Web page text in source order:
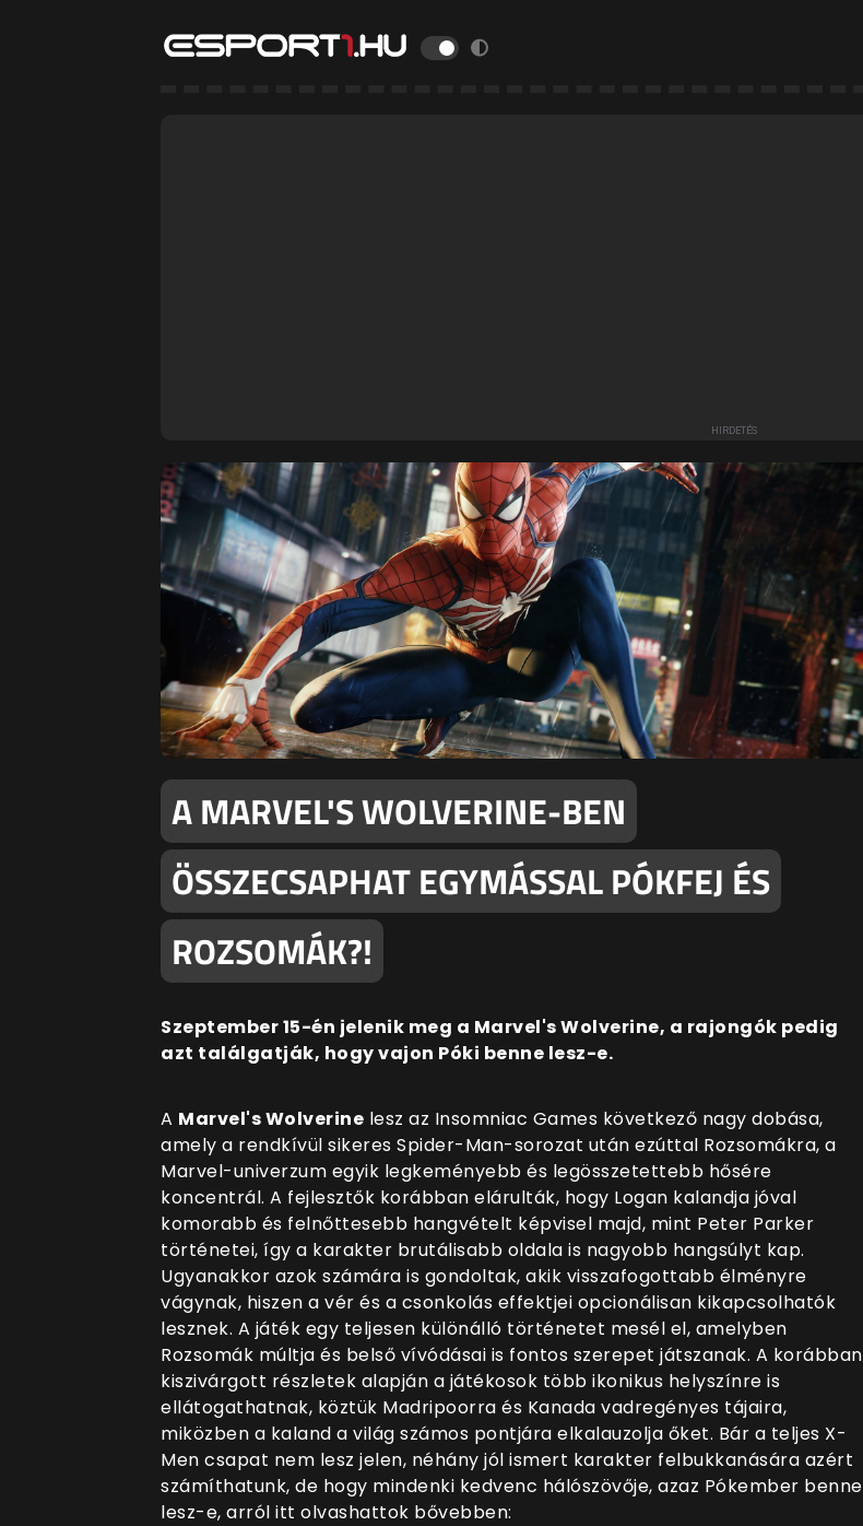
A MARVEL'S WOLVERINE-BEN
ÖSSZECSAPHAT EGYMÁSSAL PÓKFEJ ÉS
ROZSOMÁK?!
Szeptember 15-én jelenik meg a Marvel's Wolverine, a rajongók pedig
azt találgatják, hogy vajon Póki benne lesz-e.
A Marvel's Wolverine lesz az Insomniac Games következő nagy dobása,
amely a rendkívül sikeres Spider-Man-sorozat után ezúttal Rozsomákra, a
Marvel-univerzum egyik legkeményebb és legösszetettebb hősére
koncentrál. A fejlesztők korábban elárulták, hogy Logan kalandja jóval
komorabb és felnőttesebb hangvételt képvisel majd, mint Peter Parker
történetei, így a karakter brutálisabb oldala is nagyobb hangsúlyt kap.
Ugyanakkor azok számára is gondoltak, akik visszafogottabb élményre
vágynak, hiszen a vér és a csonkolás effektjei opcionálisan kikapcsolhatók
lesznek. A játék egy teljesen különálló történetet mesél el, amelyben
Rozsomák múltja és belső vívódásai is fontos szerepet játszanak. A korábban
kiszivárgott részletek alapján a játékosok több ikonikus helyszínre is
ellátogathatnak, köztük Madripoorra és Kanada vadregényes tájaira,
miközben a kaland a világ számos pontjára elkalauzolja őket. Bár a teljes X-
Men csapat nem lesz jelen, néhány jól ismert karakter felbukkanására azért
számíthatunk, de hogy mindenki kedvenc hálószövője, azaz Pókember benne
lesz-e, arról itt olvashattok bővebben: